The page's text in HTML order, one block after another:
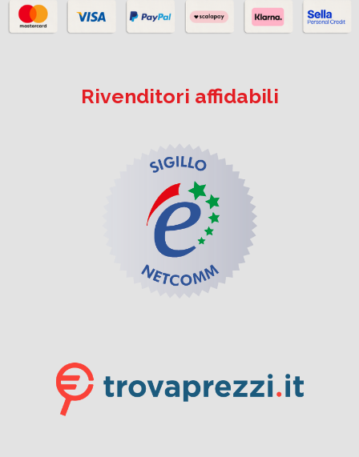
Rivenditori affidabili